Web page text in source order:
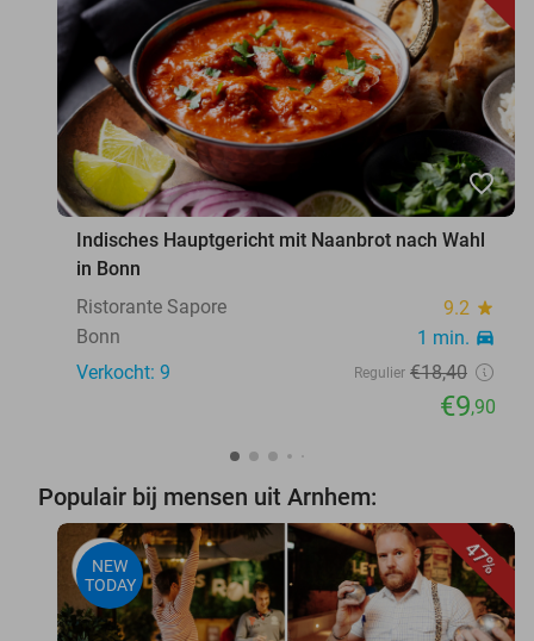
favorite_border
Indisches Hauptgericht mit Naanbrot nach Wahl
in Bonn
Ristorante Sapore
9.2 star
Bonn 1 min. directions_car
Verkocht: 9 Regulier €18,40
€9,90
Populair bij mensen uit Arnhem:
47%
NEW
TODAY